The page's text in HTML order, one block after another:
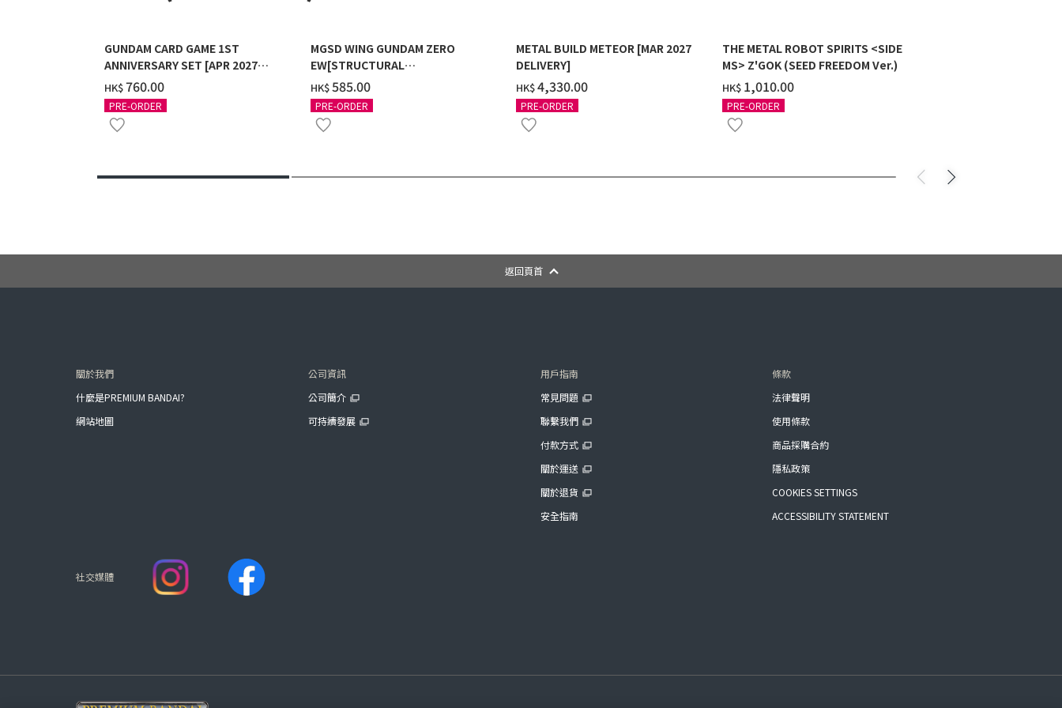
GUNDAM CARD GAME 1ST
ANNIVERSARY SET [APR 2027
DELIVERY]
HK$‌760.00
PRE-ORDER
MGSD WING GUNDAM ZERO
EW[STRUCTURAL
COATING/BLACK] [2026年12月發送]
HK$‌585.00
PRE-ORDER
METAL BUILD METEOR [MAR 2027
DELIVERY]
HK$‌4,330.00
PRE-ORDER
THE METAL ROBOT SPIRITS <SIDE
MS> Z'GOK (SEED FREEDOM Ver.)
HK$ ‌1,010.00
PRE-ORDER
返回頁首
關於我們
什麼是PREMIUM BANDAI?
網站地圖
公司資訊
公司簡介
可持續發展
用戶指南
常見問題
聯繫我們
付款方式
關於運送
關於退貨
安全指南
條款
法律聲明
使用條款
商品採購合約
隱私政策
COOKIES SETTINGS
ACCESSIBILITY STATEMENT
社交媒體